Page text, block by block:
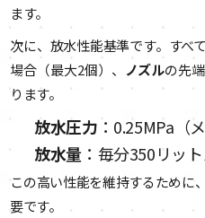
ます。
次に、放水性能基準です。すべ
場合（最大2個）、 ノズルの先
ります。
放水圧力 ：0.25MPa（
放水量：毎分350リッ
この高い性能を維持するために
要です。